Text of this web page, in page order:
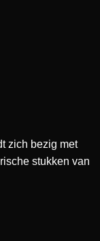
zich bezig met
stukken van